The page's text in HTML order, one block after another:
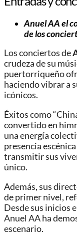
Anuel AA el
de los
Los conciertos de
crudeza de su
puertorriqueño
haciendo vibrar a
icónicos.
Éxitos como
convertido en
una energía
presencia
transmitir sus
único.
Además, sus
de primer nivel,
Desde sus inicios
Anuel AA ha
escenario.